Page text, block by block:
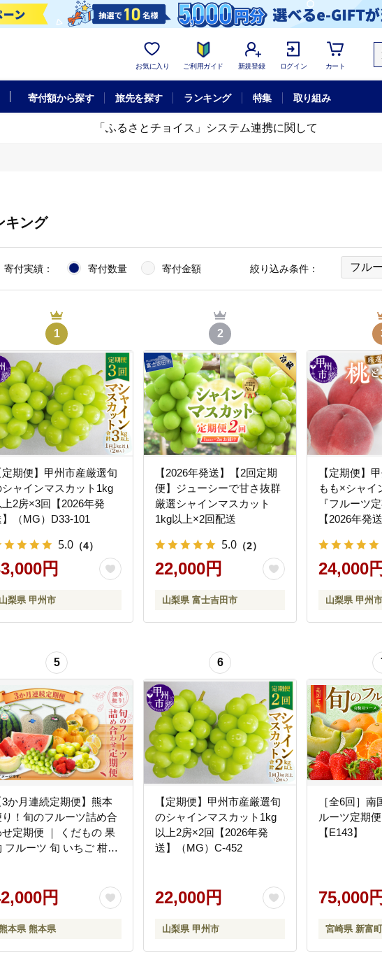
お気に入り ご利用ガイド 新規登録 ログイン カート
寄付額から探す 旅先を探す ランキング 特集 取り組み
「ふるさとチョイス」システム連携に関して
キング
寄付実績： 寄付数量 寄付金額 絞り込み条件： フル
1
定期便】甲州市産厳選旬
シャインマスカット1kg
上2房×3回【2026年発
】（MG）D33-101
5.0 （4）
円
山梨県 甲州市
2
【2026年発送】【2回定期
便】ジューシーで甘さ抜群
厳選シャインマスカット
1kg以上×2回配送
5.0 （2）
22,000円
山梨県 富士吉田市
【定期便】
もも×シャイ
『フルーツ
【2026年発
24,000円
山梨県 甲州市
5
3か月連続定期便】熊本
り！旬のフルーツ詰め合
期便 ｜ くだもの 果
フルーツ 旬 いちご 柑橘
熊本県 円
本県 熊本県
6
【定期便】甲州市産厳選旬
のシャインマスカット1kg
以上2房×2回【2026年発
送】（MG）C-452
22,000円
山梨県 甲州市
［全6回］
ルーツ定期
【E143】
75,000円
宮崎県 新富町